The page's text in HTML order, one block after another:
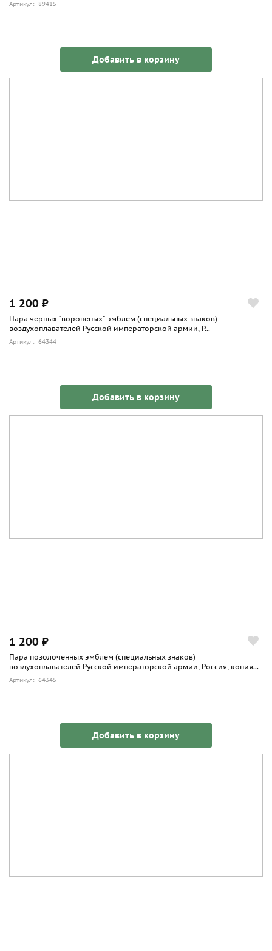
Артикул: 89415
Добавить в корзину
1 200 ₽
Пара черных "вороненых" эмблем (специальных знаков)
воздухоплавателей Русской императорской армии, Р...
Артикул: 64344
Добавить в корзину
1 200 ₽
Пара позолоченных эмблем (специальных знаков)
воздухоплавателей Русской императорской армии, Россия, копия...
Артикул: 64345
Добавить в корзину